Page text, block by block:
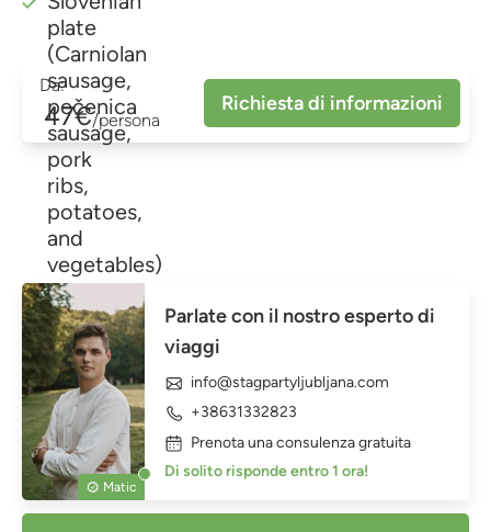
plate
(Carniolan
sausage,
pečenica
sausage,
pork
ribs,
potatoes,
and
vegetables)
Da:
47€/persona
Richiesta di informazioni
Matic
Parlate con il nostro esperto di
viaggi
info@stagpartyljubljana.com
+38631332823
Prenota una consulenza gratuita
Di solito risponde entro 1 ora!